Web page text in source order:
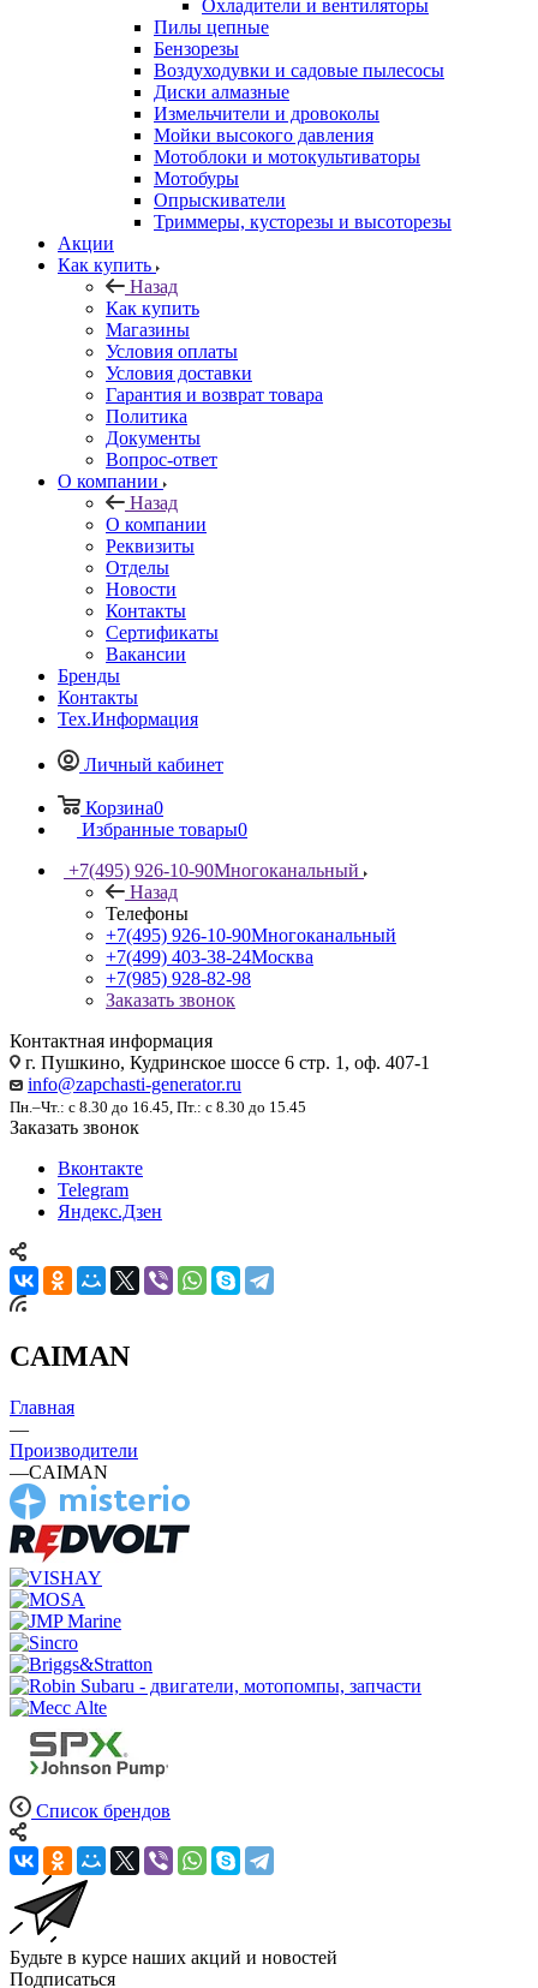
Охладители и вентиляторы
Пилы цепные
Бензорезы
Воздуходувки и садовые пылесосы
Диски алмазные
Измельчители и дровоколы
Мойки высокого давления
Мотоблоки и мотокультиваторы
Мотобуры
Опрыскиватели
Триммеры, кусторезы и высоторезы
Акции
Как купить
Назад
Как купить
Магазины
Условия оплаты
Условия доставки
Гарантия и возврат товара
Политика
Документы
Вопрос-ответ
О компании
Назад
О компании
Реквизиты
Отделы
Новости
Контакты
Сертификаты
Вакансии
Бренды
Контакты
Тех.Информация
Личный кабинет
Корзина0
Избранные товары0
+7(495) 926-10-90Многоканальный
Назад
Телефоны
+7(495) 926-10-90Многоканальный
+7(499) 403-38-24Москва
+7(985) 928-82-98
Заказать звонок
Контактная информация
г. Пушкино, Кудринское шоссе 6 стр. 1, оф. 407-1
info@zapchasti-generator.ru
Пн.–Чт.: с 8.30 до 16.45, Пт.: с 8.30 до 15.45
Заказать звонок
Вконтакте
Telegram
Яндекс.Дзен
CAIMAN
Главная
—
Производители
—CAIMAN
Список брендов
Будьте в курсе наших акций и новостей
Подписаться